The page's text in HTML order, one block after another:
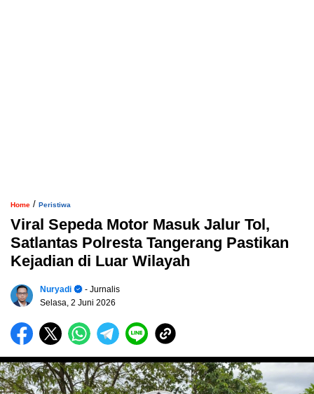
Home / Peristiwa
Viral Sepeda Motor Masuk Jalur Tol,
Satlantas Polresta Tangerang Pastikan
Kejadian di Luar Wilayah
Nuryadi
- Jurnalis
Selasa, 2 Juni 2026